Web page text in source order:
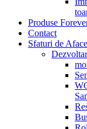
Produse
Contact
Sfaturi de